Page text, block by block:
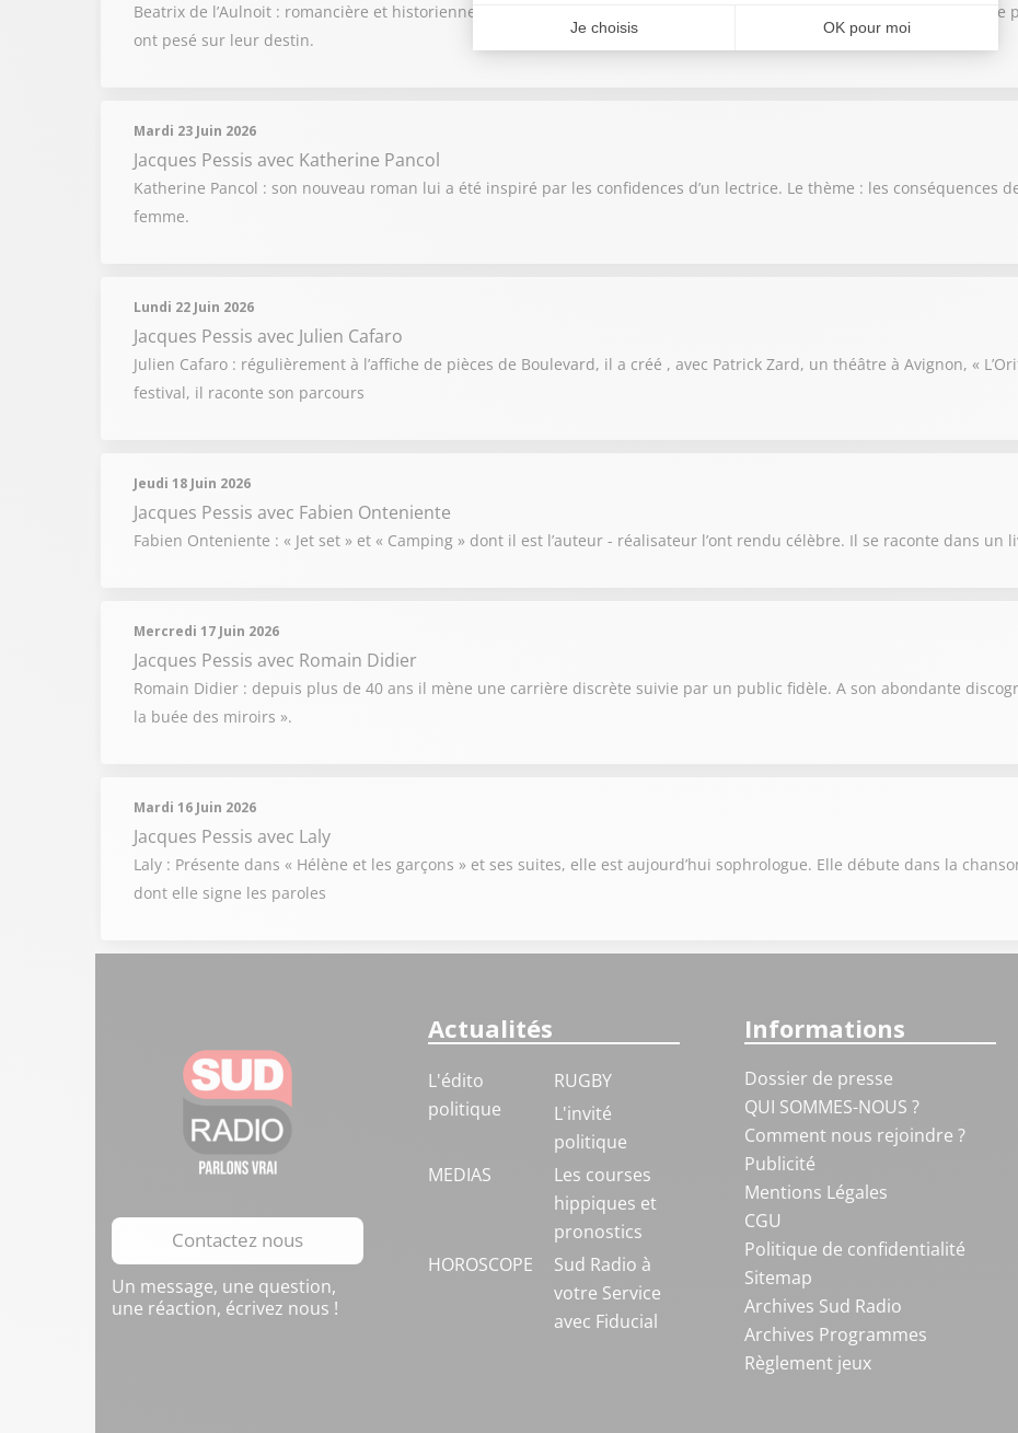
Beatrix de l’Aulnoit : romancière et historienne , elle raconte dans un livre l’amour que les Présidents de la République
ont pesé sur leur destin.
Mardi 23 Juin 2026
Jacques Pessis avec Katherine Pancol
Katherine Pancol : son nouveau roman lui a été inspiré par les confidences d’un lectrice. Le thème : les conséquences
femme.
Lundi 22 Juin 2026
Jacques Pessis avec Julien Cafaro
Julien Cafaro : régulièrement à l’affiche de pièces de Boulevard, il a créé , avec Patrick Zard, un théâtre à Avignon, «
festival, il raconte son parcours
Jeudi 18 Juin 2026
Jacques Pessis avec Fabien Onteniente
Fabien Onteniente : « Jet set » et « Camping » dont il est l’auteur - réalisateur l’ont rendu célèbre. Il se raconte dans un
Mercredi 17 Juin 2026
Jacques Pessis avec Romain Didier
Romain Didier : depuis plus de 40 ans il mène une carrière discrète suivie par un public fidèle. A son abondante
la buée des miroirs ».
Mardi 16 Juin 2026
Jacques Pessis avec Laly
Laly : Présente dans « Hélène et les garçons » et ses suites, elle est aujourd’hui sophrologue. Elle débute dans la
dont elle signe les paroles
Contactez nous
Un message, une question,
une réaction, écrivez nous !
Actualités
L'édito
politique
RUGBY
L'invité
politique
MEDIAS
Les courses
hippiques et
pronostics
HOROSCOPE
Sud Radio à
votre Service
avec Fiducial
Informations
Dossier de presse
QUI SOMMES-NOUS ?
Comment nous rejoindre ?
Publicité
Mentions Légales
CGU
Politique de confidentialité
Sitemap
Archives Sud Radio
Archives Programmes
Règlement jeux